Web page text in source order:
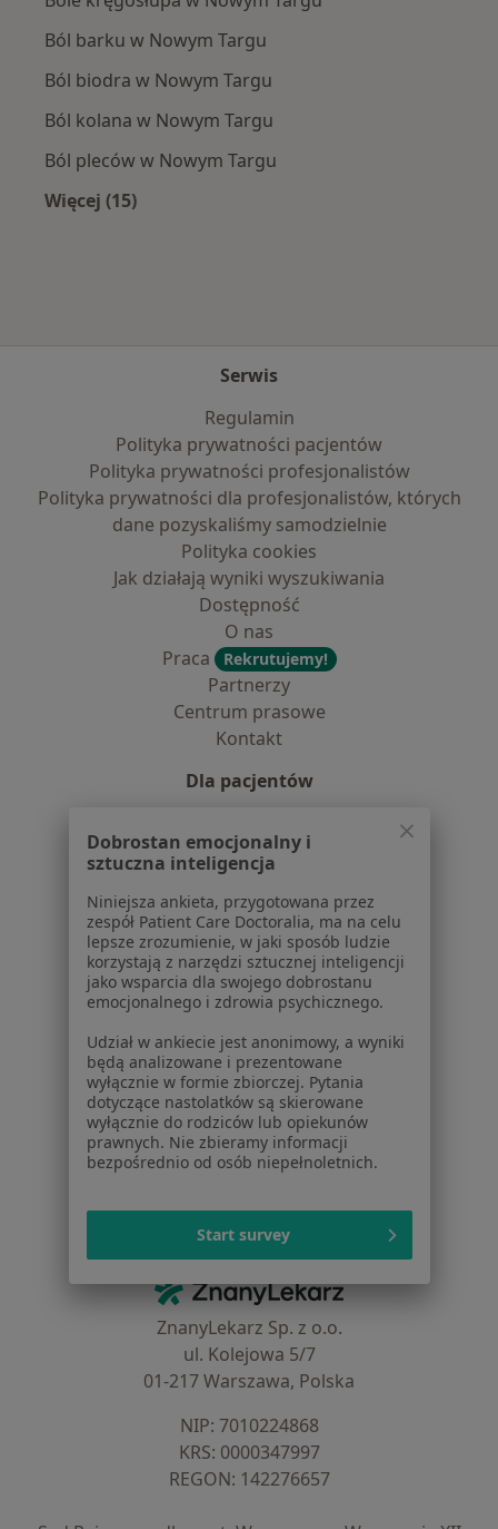
Ból barku w Nowym Targu
Ból biodra w Nowym Targu
Ból kolana w Nowym Targu
Ból pleców w Nowym Targu
Więcej (15)
Serwis
Regulamin
Polityka prywatności pacjentów
Polityka prywatności profesjonalistów
Polityka prywatności dla profesjonalistów, których
dane pozyskaliśmy samodzielnie
Polityka cookies
Jak działają wyniki wyszukiwania
Dostępność
O nas
Praca
Rekrutujemy!
Partnerzy
Centrum prasowe
Kontakt
Dla pacjentów
Placówki medyczne
Pytania i odpowiedzi
Usługi i zabiegi
Choroby
Pomoc
Aplikacje mobilne
Blog dla pacjentów
Dla profesjonalistów
Cennik
Dla lekarzy
Dla placówek medycznych
Noa Notes
nowość
Centrum Pomocy dla Specjalisty
Kontakt ZnanyLekarz - Strona główna
ZnanyLekarz Sp. z o.o.
ul. Kolejowa 5/7
01-217 Warszawa, Polska
NIP: ⁠7010224868
KRS: ⁠0000347997
REGON: ⁠142276657
Dobrostan emocjonalny i
sztuczna inteligencja
Niniejsza ankieta, przygotowana przez
zespół Patient Care Doctoralia, ma na celu
lepsze zrozumienie, w jaki sposób ludzie
korzystają z narzędzi sztucznej inteligencji
jako wsparcia dla swojego dobrostanu
emocjonalnego i zdrowia psychicznego.
Udział w ankiecie jest anonimowy, a wyniki
będą analizowane i prezentowane
wyłącznie w formie zbiorczej. Pytania
dotyczące nastolatków są skierowane
wyłącznie do rodziców lub opiekunów
prawnych. Nie zbieramy informacji
bezpośrednio od osób niepełnoletnich.
Start survey